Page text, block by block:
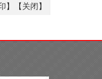
】【 关闭 】